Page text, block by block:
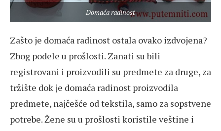
Domaća radinost
Zašto je domaća radinost ostala ovako izdvojena?
Zbog podele u prošlosti. Zanati su bili
registrovani i proizvodili su predmete za druge, za
tržište dok je domaća radinost proizvodila
predmete, najčešće od tekstila, samo za sopstvene
potrebe. Žene su u prošlosti koristile veštine i